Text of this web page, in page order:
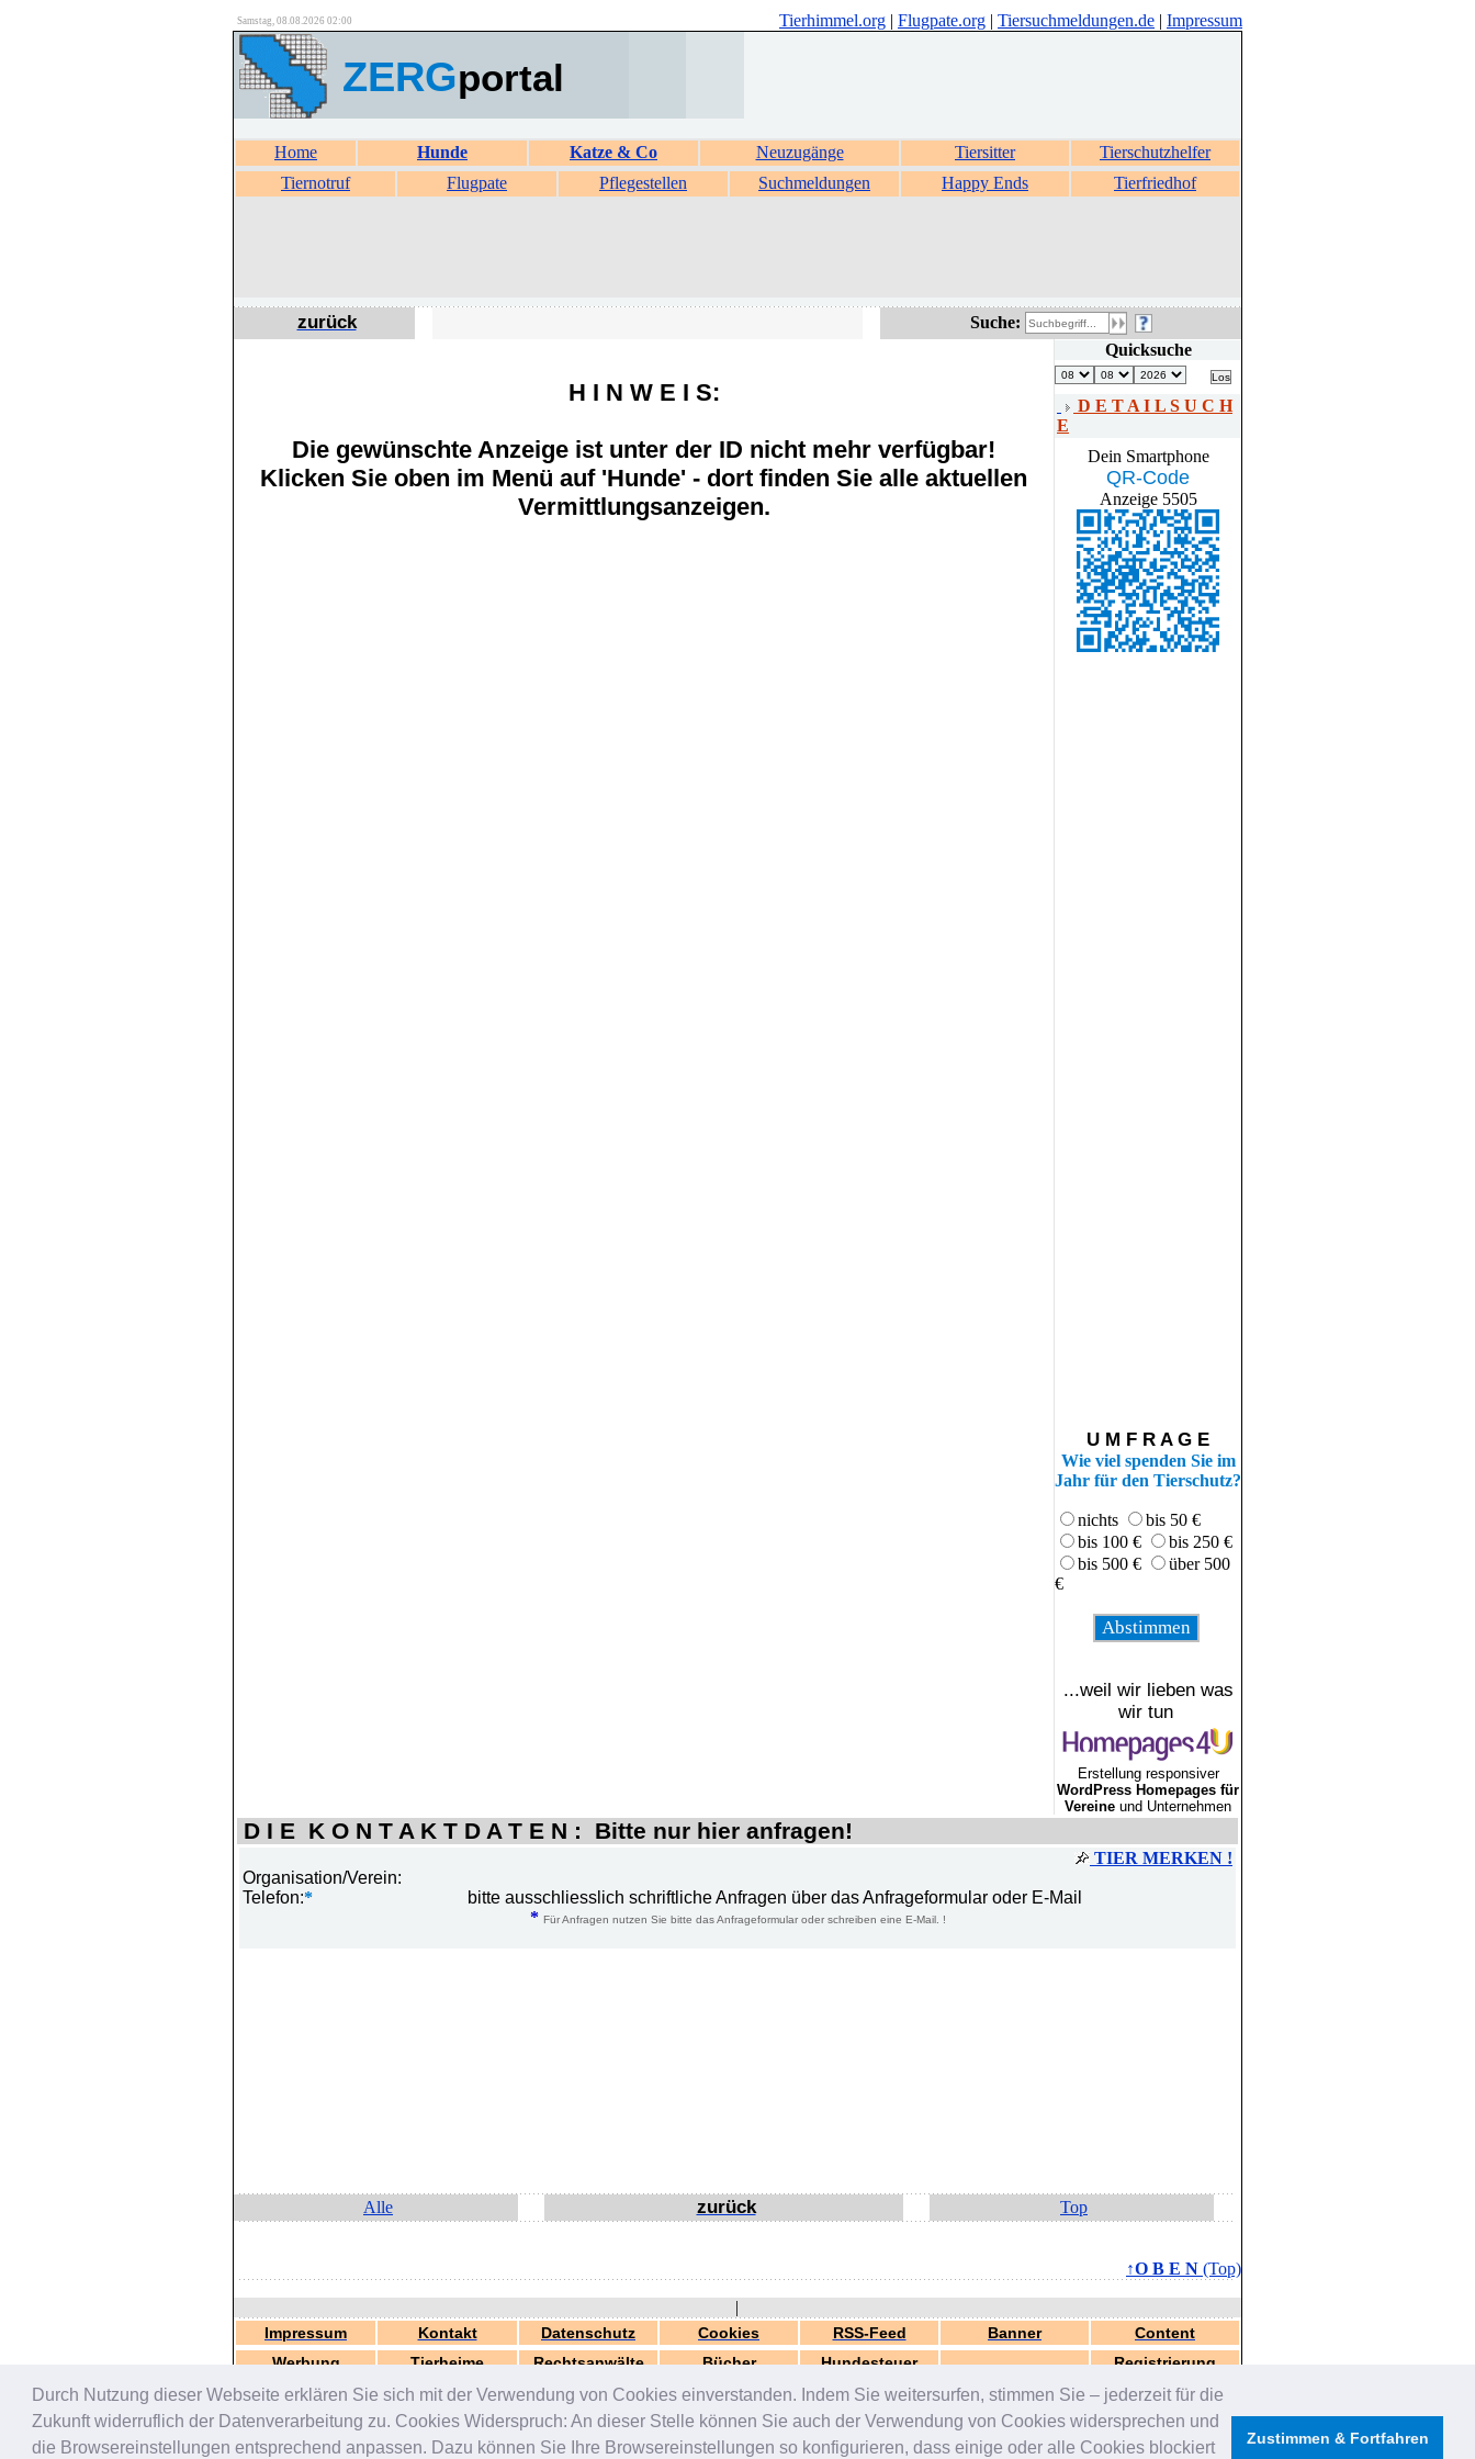
Durch Nutzung dieser Webseite erklären Sie sich mit der Verwendung von Cookies einverstanden. Indem Sie weitersurfen, stimmen Sie – jederzeit für die
Zukunft widerruflich der Datenverarbeitung zu. Cookies Widerspruch: An dieser Stelle können Sie auch der Verwendung von Cookies widersprechen und
die Browsereinstellungen entsprechend anpassen. Dazu können Sie Ihre Browsereinstellungen so konfigurieren, dass einige oder alle Cookies blockiert
Zustimmen & Fortfahren
Samstag, 08.08.2026 02:00 Tierhimmel.org | Flugpate.org | Tiersuchmeldungen.de | Impressum
ZERGportal
Home Hunde Katze & Co Neuzugänge Tiersitter
Tierschutzhelfer
Tiernotruf
Flugpate Pflegestellen Suchmeldungen Happy Ends Tierfriedhof
zurück Suche:
H I N W E I S:
Die gewünschte Anzeige ist unter der ID nicht mehr verfügbar!
Klicken Sie oben im Menü auf 'Hunde' - dort finden Sie alle aktuellen
Vermittlungsanzeigen.
Quicksuche
D E T A I L S U C H
E
Dein Smartphone
QR-Code
Anzeige 5505
U M F R A G E
Wie viel spenden Sie im
Jahr für den Tierschutz?
nichts
bis 50 €
bis 100 €
bis 250 €
bis 500 €
über 500
€
...weil wir lieben was
wir tun
Erstellung responsiver
WordPress Homepages für
Vereine und Unternehmen
D I E K O N T A K T D A T E N : Bitte nur hier anfragen!
TIER MERKEN !
Organisation/Verein:
Telefon:*
bitte ausschliesslich schriftliche Anfragen über das Anfrageformular oder E-Mail
* Für Anfragen nutzen Sie bitte das Anfrageformular oder schreiben eine E-Mail. !
Alle zurück Top
↑O B E N (Top)
|
Impressum Kontakt Datenschutz Cookies RSS-Feed Banner
Content
Werbung
Tierheime Rechtsanwälte Bücher Hundesteuer Registrierung
generiert in 0.05 Sek.
© 2000-2026 by
ZERGportal